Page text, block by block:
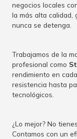
negocios locales
la más alta calidad,
nunca se detenga.
Trabajamos de la
profesional como
rendimiento en
resistencia hasta
tecnológicos.
¿Lo mejor? No
Contamos con un